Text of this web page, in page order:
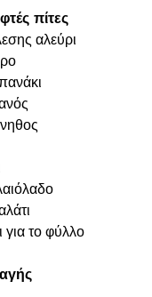
πίτες
αλεύρι
για το φύλλο